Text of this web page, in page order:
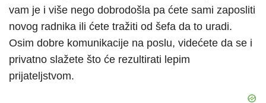
vam je i više nego dobrodošla pa ćete sami zaposliti
novog radnika ili ćete tražiti od šefa da to uradi.
Osim dobre komunikacije na poslu, videćete da se i
privatno slažete što će rezultirati lepim
prijateljstvom.